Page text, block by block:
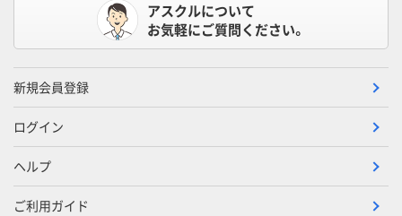
アスクルについて
お気軽にご質問ください。
新規会員登録
ログイン
ヘルプ
ご利用ガイド